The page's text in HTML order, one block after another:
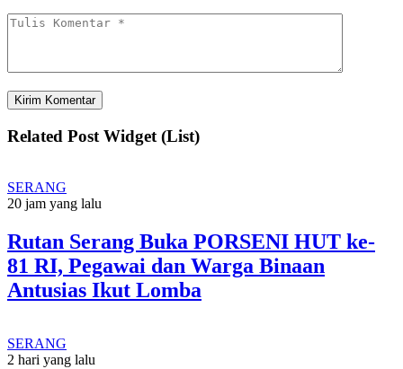
Related Post Widget (List)
SERANG
20 jam yang lalu
Rutan Serang Buka PORSENI HUT ke-
81 RI, Pegawai dan Warga Binaan
Antusias Ikut Lomba
SERANG
2 hari yang lalu